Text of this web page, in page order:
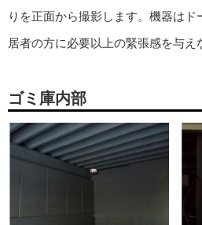
りを正面から撮影します。機器はド
居者の方に必要以上の緊張感を与え
ゴミ庫内部